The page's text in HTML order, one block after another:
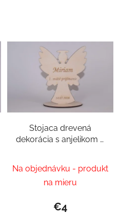
Stojaca drevená
dekorácia s anjelikom a
svätým prijímaniam
Na objednávku - produkt
na mieru
€4